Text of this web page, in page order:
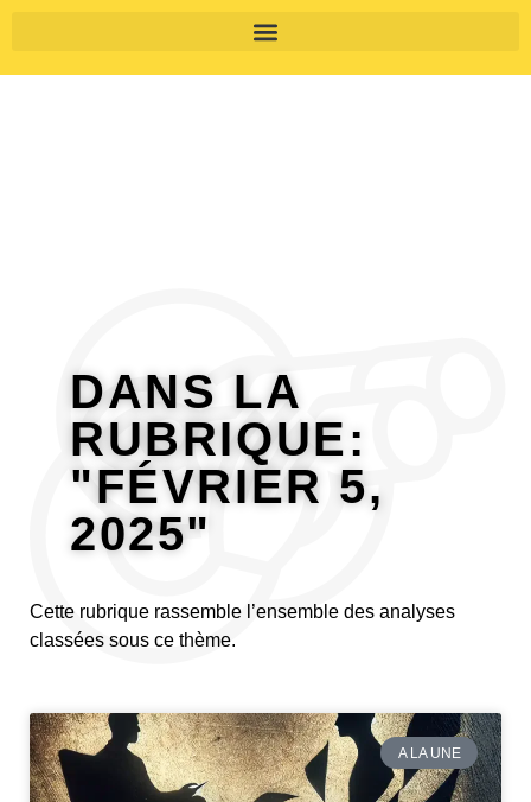
DANS LA
RUBRIQUE:
"FÉVRIER 5,
2025"
Cette rubrique rassemble l’ensemble des analyses
classées sous ce thème.
A LA UNE